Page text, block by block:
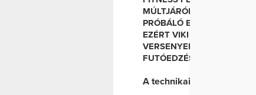
MÚLTJÁRÓL,
PRÓBÁLÓ
EZÉRT VIKI IS A MUNKA
VERSENYEKRE. „HAJNALI
FUTÓEDZÉST, MAJD
A technikai felkészülés